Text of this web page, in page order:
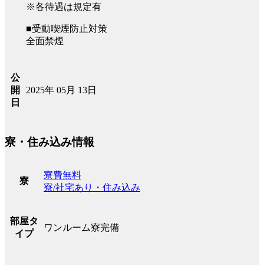
※各待遇は規定有
■受動喫煙防止対策
全面禁煙
公
開
日
2025年 05月 13日
寮・住み込み情報
寮
寮費無料
寮/社宅あり・住み込み
部屋タ
イプ
ワンルーム寮完備